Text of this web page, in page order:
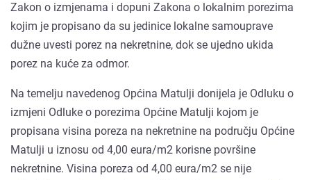
Zakon o izmjenama i dopuni Zakona o lokalnim porezima
kojim je propisano da su jedinice lokalne samouprave
dužne uvesti porez na nekretnine, dok se ujedno ukida
porez na kuće za odmor.
Na temelju navedenog Općina Matulji donijela je Odluku o
izmjeni Odluke o porezima Općine Matulji kojom je
propisana visina poreza na nekretnine na području Općine
Matulji u iznosu od 4,00 eura/m2 korisne površine
nekretnine. Visina poreza od 4,00 eura/m2 se nije